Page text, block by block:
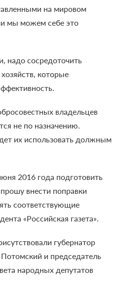
на мировом
мы можем себе это
надо сосредоточить
которые
владельцев
не по назначению.
их использовать должным
2016 года подготовить
внести поправки
соответствующие
«Российская газета».
губернатор
и председатель
народных депутатов